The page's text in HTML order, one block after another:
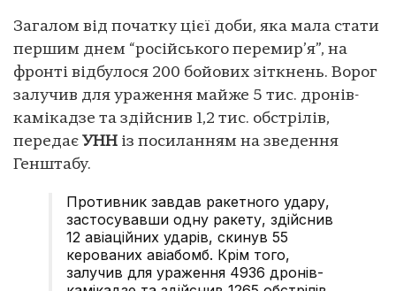
Загалом від початку цієї доби, яка мала стати
першим днем “російського перемир’я”, на
фронті відбулося 200 бойових зіткнень. Ворог
залучив для ураження майже 5 тис. дронів-
камікадзе та здійснив 1,2 тис. обстрілів,
передає УНН із посиланням на зведення
Генштабу.
Противник завдав ракетного удару,
застосувавши одну ракету, здійснив
12 авіаційних ударів, скинув 55
керованих авіабомб. Крім того,
залучив для ураження 4936 дронів-